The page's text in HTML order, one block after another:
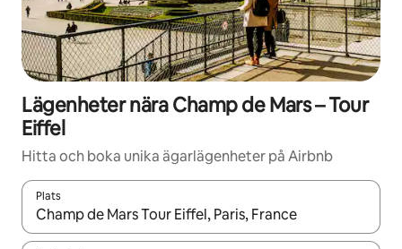
Lägenheter nära Champ de Mars – Tour
Eiffel
Hitta och boka unika ägarlägenheter på Airbnb
Plats
När resultaten är tillgängliga kan du navigera med upp- och